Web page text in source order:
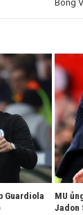
Bóng
Guardiola
MU
Jadon